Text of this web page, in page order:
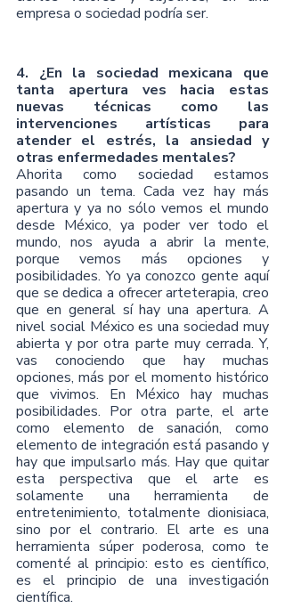
empresa o sociedad podría ser.
4. ¿En la sociedad mexicana que
tanta apertura ves hacia estas
nuevas técnicas como las
intervenciones artísticas para
atender el estrés, la ansiedad y
otras enfermedades mentales?
Ahorita como sociedad estamos
pasando un tema. Cada vez hay más
apertura y ya no sólo vemos el mundo
desde México, ya poder ver todo el
mundo, nos ayuda a abrir la mente,
porque vemos más opciones y
posibilidades. Yo ya conozco gente aquí
que se dedica a ofrecer arteterapia, creo
que en general sí hay una apertura. A
nivel social México es una sociedad muy
abierta y por otra parte muy cerrada. Y,
vas conociendo que hay muchas
opciones, más por el momento histórico
que vivimos. En México hay muchas
posibilidades. Por otra parte, el arte
como elemento de sanación, como
elemento de integración está pasando y
hay que impulsarlo más. Hay que quitar
esta perspectiva que el arte es
solamente una herramienta de
entretenimiento, totalmente dionisiaca,
sino por el contrario. El arte es una
herramienta súper poderosa, como te
comenté al principio: esto es científico,
es el principio de una investigación
científica.